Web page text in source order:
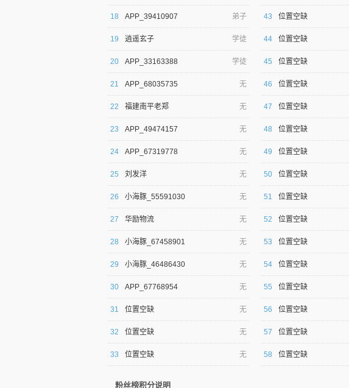
18 APP_39410907 弟子
19 逍遥玄子 学徒
20 APP_33163388 学徒
21 APP_68035735 无
22 福建南平老郑 无
23 APP_49474157 无
24 APP_67319778 无
25 刘发洋 无
26 小海豚_55591030 无
27 华励物流 无
28 小海豚_67458901 无
29 小海豚_46486430 无
30 APP_67768954 无
31 位置空缺 无
32 位置空缺 无
33 位置空缺 无
43 位置空缺
44 位置空缺
45 位置空缺
46 位置空缺
47 位置空缺
48 位置空缺
49 位置空缺
50 位置空缺
51 位置空缺
52 位置空缺
53 位置空缺
54 位置空缺
55 位置空缺
56 位置空缺
57 位置空缺
58 位置空缺
粉丝榜积分说明